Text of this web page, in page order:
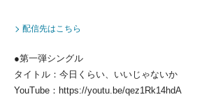
配信先はこちら
●第一弾シングル
タイトル：今日くらい、いいじゃないか
YouTube：https://youtu.be/qez1Rk14hdA